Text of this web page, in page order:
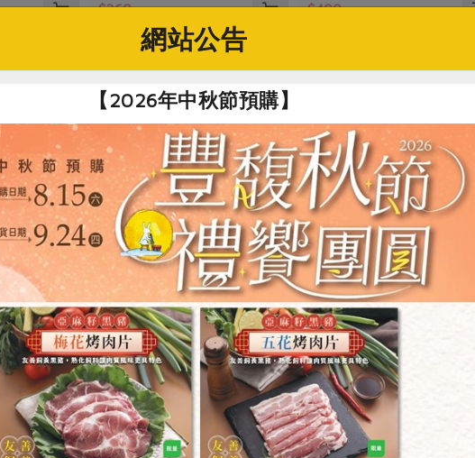
$360 $400
青葉食品工業股份有限公司
滷雪蓮子(青葉)-170g
160公克(含固形量100公克)
全素
常溫
$28
青葉食品工業股份有限公司
雪蓮子麵筋(青葉)-160g
160公克(含固形量100公克)
全素
常溫
$29
網站公告
【2026年中秋節預購】